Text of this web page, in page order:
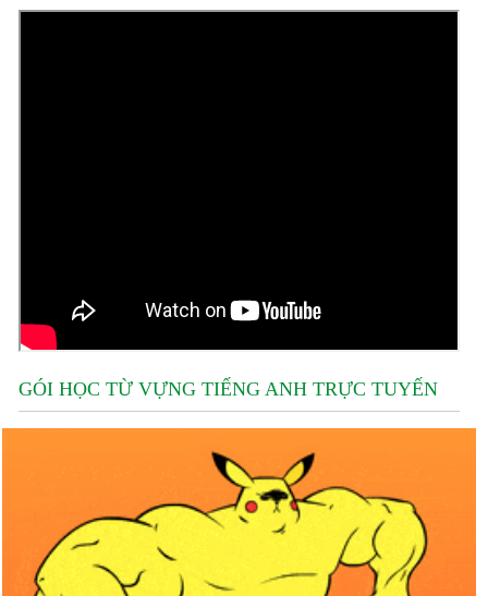
GÓI HỌC TỪ VỰNG TIẾNG ANH TRỰC TUYẾN